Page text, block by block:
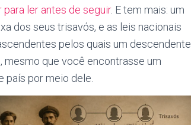
ler antes de seguir. E tem mais: um
dos seus trisavós, e as leis nacionais
pelos quais um descendente
mesmo que você encontrasse um
país por meio dele.